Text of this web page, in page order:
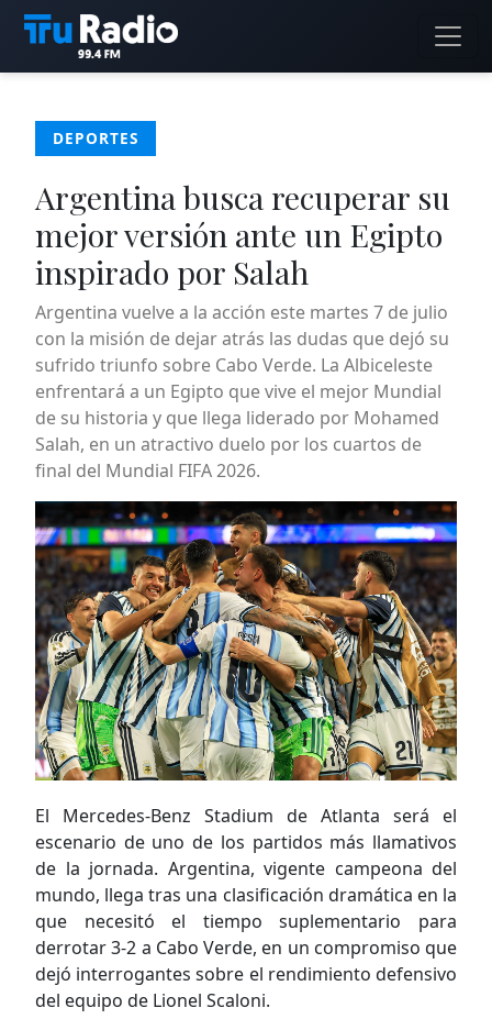
DEPORTES
Argentina busca recuperar su
mejor versión ante un Egipto
inspirado por Salah
Argentina vuelve a la acción este martes 7 de julio
con la misión de dejar atrás las dudas que dejó su
sufrido triunfo sobre Cabo Verde. La Albiceleste
enfrentará a un Egipto que vive el mejor Mundial
de su historia y que llega liderado por Mohamed
Salah, en un atractivo duelo por los cuartos de
final del Mundial FIFA 2026.
El Mercedes-Benz Stadium de Atlanta será el
escenario de uno de los partidos más llamativos
de la jornada. Argentina, vigente campeona del
mundo, llega tras una clasificación dramática en la
que necesitó el tiempo suplementario para
derrotar 3-2 a Cabo Verde, en un compromiso que
dejó interrogantes sobre el rendimiento defensivo
del equipo de Lionel Scaloni.